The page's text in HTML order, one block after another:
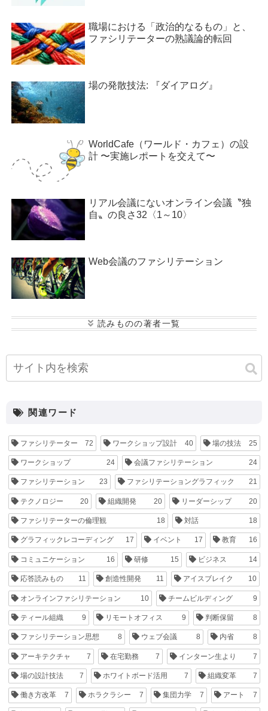
職場における「政治的なるもの」と、
ファシリテーターの熟議論的転回
場の発散技法: 『ダイアログ』
WorldCafe（ワールド・カフェ）の設
計 〜実施レポートを交えて〜
リアル会議にないオンライン会議〝独
自〟の良さ32〈1～10〉
Web会議のファシリテーション
介
松本 悠平
関連ワード
ファシリテーター 72 ワークショップ設計 40 場の技法 25
ワークショップ 24 会議ファシリテーション 24
ファシリテーション 23 ファシリテーショングラフィック 21
テクノロジー 20 組織開発 20 リーダーシップ 20
ファシリテーターの倫理観 18 対話 18
グラフィックレコーディング 17 イベント 17 教育 16
コミュニケーション 16 研修 15 ビジネス 14
応答読みもの 11 創造性開発 11 アイスブレイク 10
オンラインファシリテーション 10 チームビルディング 9
ティール組織 9 リモートオフィス 9 判断保留 8
ファシリテーション思想 8 ウェブ会議 8 内省 8
アーキテクチャ 7 在宅勤務 7 インターン生より 7
場の設計技法 7 ホワイトボード活用 7 組織変革 7
働き方改革 7 ホラクラシー 7 集団力学 7 アート 7